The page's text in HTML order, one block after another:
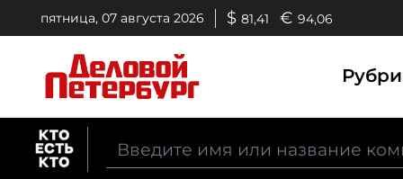
пятница, 07 августа 2026 $ 81,41 € 94,06